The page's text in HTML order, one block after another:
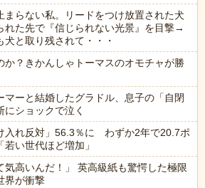
まらない私。リードをつけ放置された犬
れた先で『信じられない光景』を目撃→
と取り残されて・・・
か？きかんしゃトーマスのオモチャが勝
マーと結婚したグラドル、息子の「自閉
ショックで泣く
入れ反対」56.3％に わずか2年で20.7ポ
い世代ほど増加」
気高いんだ！」 英高級紙も驚愕した極限
界が衝撃